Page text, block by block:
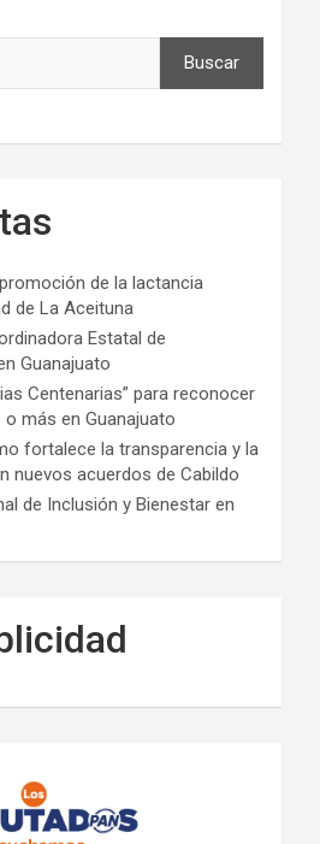
Buscar
de la lactancia
de La Aceituna
Estatal de
Guanajuato
Centenarias” para reconocer
más en Guanajuato
fortalece la transparencia y la
nuevos acuerdos de Cabildo
de Inclusión y Bienestar en